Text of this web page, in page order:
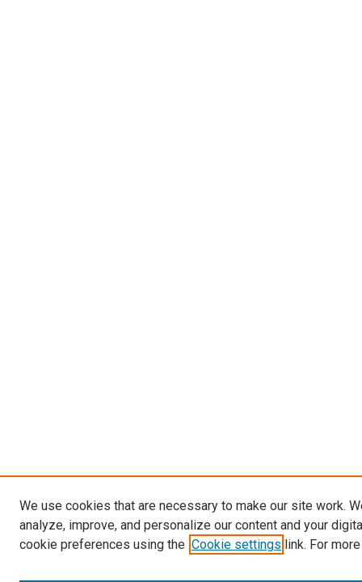
We use cookies that are necessary to make our site work.
analyze, improve, and personalize our content and your
cookie preferences using the Cookie settings link. For